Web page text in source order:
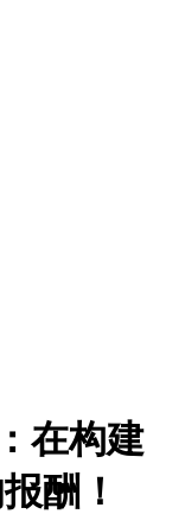
在构建
酬！